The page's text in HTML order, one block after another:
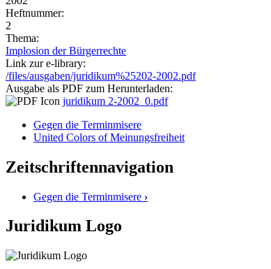
Heftnummer:
2
Thema:
Implosion der Bürgerrechte
Link zur e-library:
/files/ausgaben/juridikum%25202-2002.pdf
Ausgabe als PDF zum Herunterladen:
juridikum 2-2002_0.pdf
Gegen die Terminmisere
United Colors of Meinungsfreiheit
Zeitschriftennavigation
Gegen die Terminmisere ›
Juridikum Logo